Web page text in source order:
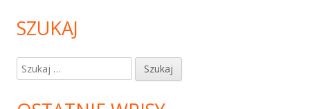
SZUKAJ
Szukaj: